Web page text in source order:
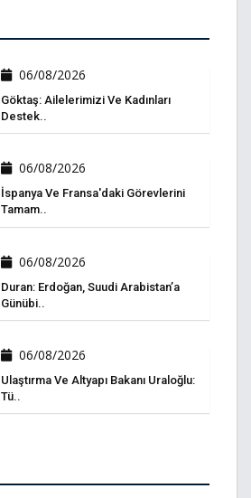
06/08/2026
Göktaş: Ailelerimizi Ve Kadınları
Destek..
06/08/2026
İspanya Ve Fransa'daki Görevlerini
Tamam..
06/08/2026
Duran: Erdoğan, Suudi Arabistan’a
Günübi..
06/08/2026
Ulaştırma Ve Altyapı Bakanı Uraloğlu:
Tü..